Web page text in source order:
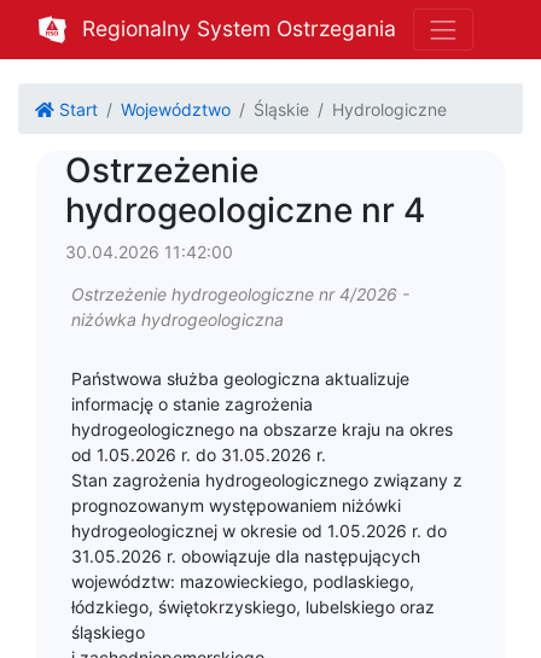
Regionalny System Ostrzegania
Start Województwo Śląskie Hydrologiczne
Ostrzeżenie
hydrogeologiczne nr 4
30.04.2026 11:42:00
Ostrzeżenie hydrogeologiczne nr 4/2026 -
niżówka hydrogeologiczna
Państwowa służba geologiczna aktualizuje
informację o stanie zagrożenia
hydrogeologicznego na obszarze kraju na okres
od 1.05.2026 r. do 31.05.2026 r.
Stan zagrożenia hydrogeologicznego związany z
prognozowanym występowaniem niżówki
hydrogeologicznej w okresie od 1.05.2026 r. do
31.05.2026 r. obowiązuje dla następujących
województw: mazowieckiego, podlaskiego,
łódzkiego, świętokrzyskiego, lubelskiego oraz
śląskiego